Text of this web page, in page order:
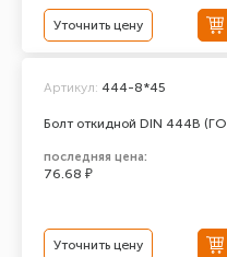
Уточнить цену
Болт откидной DIN 444В
Артикул: 444-8*45
последняя цена:
76.68 ₽
Уточнить цену